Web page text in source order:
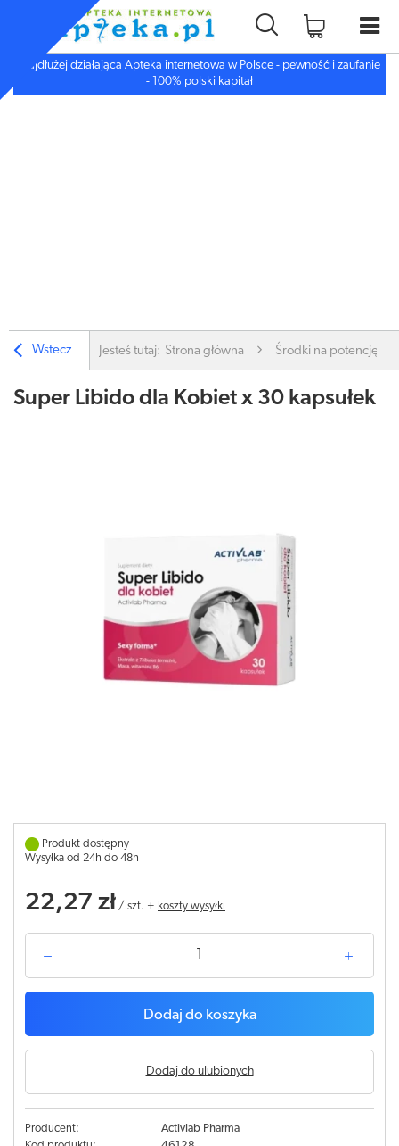
Najdłużej działająca Apteka internetowa w Polsce - pewność i zaufanie
- 100% polski kapitał
Wstecz Jesteś tutaj: Strona główna Środki na potencję i
Super Libido dla Kobiet x 30 kapsułek
Produkt dostępny
Wysyłka od 24h do 48h
22,27 zł / szt. + koszty wysyłki
Dodaj do koszyka
Dodaj do ulubionych
Producent:
Activlab Pharma